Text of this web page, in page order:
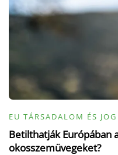
EU TÁRSADALOM ÉS JOG
Betilthatják Európában
okosszemüvegeket?